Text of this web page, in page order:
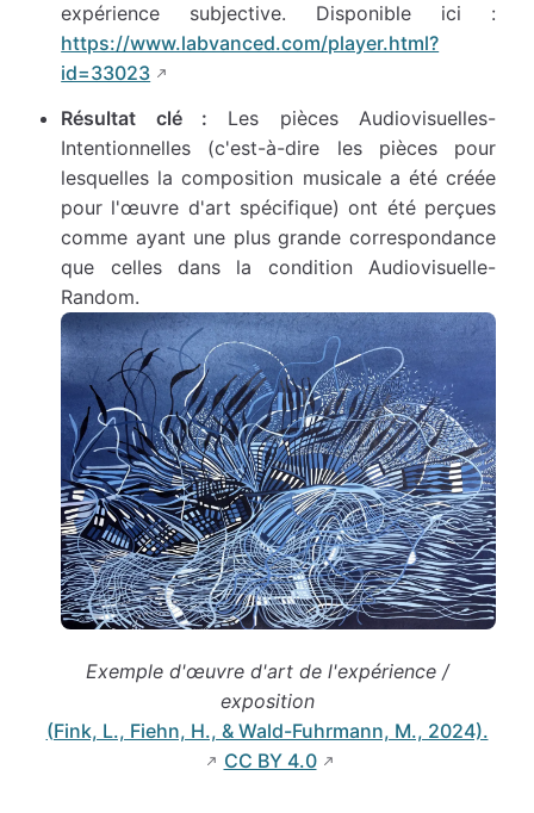
expérience subjective. Disponible ici :
https://www.labvanced.com/player.html?
id=33023
Résultat clé : Les pièces Audiovisuelles-
Intentionnelles (c'est-à-dire les pièces pour
lesquelles la composition musicale a été créée
pour l'œuvre d'art spécifique) ont été perçues
comme ayant une plus grande correspondance
que celles dans la condition Audiovisuelle-
Random.
Exemple d'œuvre d'art de l'expérience /
exposition
(Fink, L., Fiehn, H., & Wald-Fuhrmann, M., 2024).
CC BY 4.0